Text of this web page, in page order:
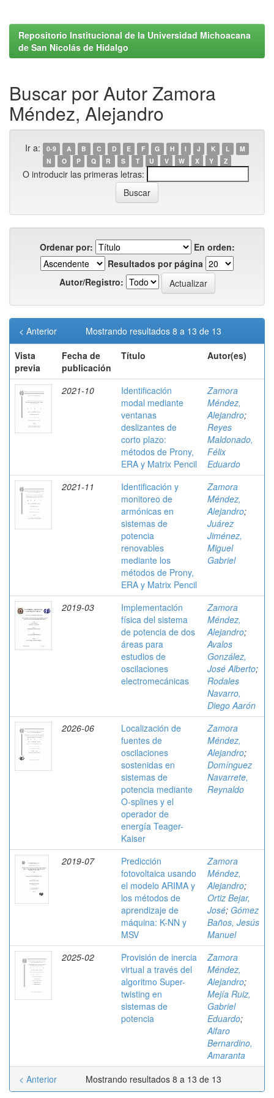
Repositorio Institucional de la Universidad Michoacana
de San Nicolás de Hidalgo
Buscar por Autor Zamora
Méndez, Alejandro
Ir a: 0-9 A B C D E F G H I J K L
M
N
O P Q R S T U V W X Y Z
O introducir las primeras letras:
Ordenar por:
En orden:
Resultados por página
Autor/Registro:
Mostrando resultados 8 a 13 de 13
< Anterior
Vista
previa
Fecha de
publicación
Título Autor(es)
2021-10
Identificación
modal mediante
ventanas
deslizantes de
corto plazo:
métodos de Prony,
ERA y Matrix Pencil
Zamora
Méndez,
Alejandro;
Reyes
Maldonado,
Félix
Eduardo
2021-11
Identificación y
monitoreo de
armónicas en
sistemas de
potencia
renovables
mediante los
métodos de Prony,
ERA y Matrix Pencil
Zamora
Méndez,
Alejandro;
Juárez
Jiménez,
Miguel
Gabriel
2019-03
Implementación
física del sistema
de potencia de dos
áreas para
estudios de
oscilaciones
electromecánicas
Zamora
Méndez,
Alejandro;
Avalos
González,
José Alberto;
Rodales
Navarro,
Diego Aarón
2026-06
Localización de
fuentes de
oscilaciones
sostenidas en
sistemas de
potencia mediante
O-splines y el
operador de
energía Teager-
Kaiser
Zamora
Méndez,
Alejandro;
Domínguez
Navarrete,
Reynaldo
2019-07
Predicción
fotovoltaica usando
el modelo ARIMA y
los métodos de
aprendizaje de
máquina: K-NN y
MSV
Zamora
Méndez,
Alejandro;
Ortiz Bejar,
José; Gómez
Baños, Jesús
Manuel
2025-02
Provisión de inercia
virtual a través del
algoritmo Super-
twisting en
sistemas de
potencia
Zamora
Méndez,
Alejandro;
Mejía Ruiz,
Gabriel
Eduardo;
Alfaro
Bernardino,
Amaranta
Mostrando resultados 8 a 13 de 13
< Anterior